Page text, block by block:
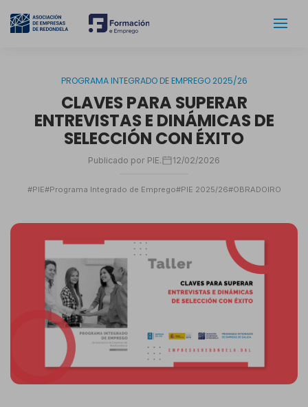
PROGRAMA INTEGRADO DE EMPREGO 2025/26
CLAVES PARA SUPERAR
ENTREVISTAS E DINÁMICAS DE
SELECCIÓN CON ÉXITO
Publicado por PIE. 12/02/2026
#PIE#Programa Integrado de Emprego#PIE 2025/26#OBRADOIRO